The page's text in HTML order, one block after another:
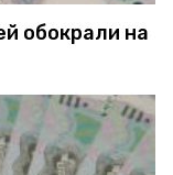
обокрали на